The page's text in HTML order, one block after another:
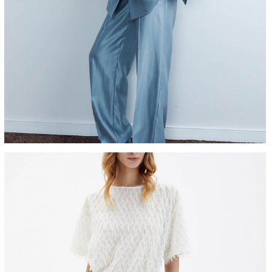
примерить вещи при выборе доставки с
или товар имеет внешние
в регионы запрещено (с регионов в